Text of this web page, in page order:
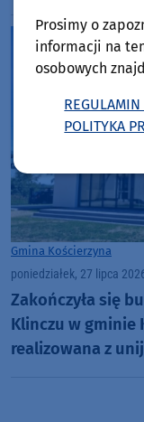
Gmina Kościerzyna
poniedziałek, 27 lipca
Zakończyła się
Klinczu w gminie
realizowana z
Prosimy o
informacji na
osobowych
REGULAMIN
POLITYKA